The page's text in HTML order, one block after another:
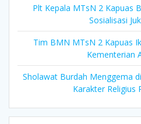
Plt Kepala MTsN 2 Kapuas
Sosialisasi
Tim BMN MTsN 2 Kapuas
Kementerian
Sholawat Burdah Menggema
Karakter Religius